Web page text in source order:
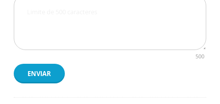
500
ENVIAR